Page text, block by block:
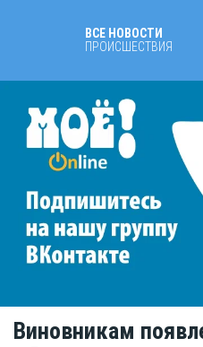
ВСЕ НОВОСТИ
ПРОИСШЕСТВИЯ
Виновникам